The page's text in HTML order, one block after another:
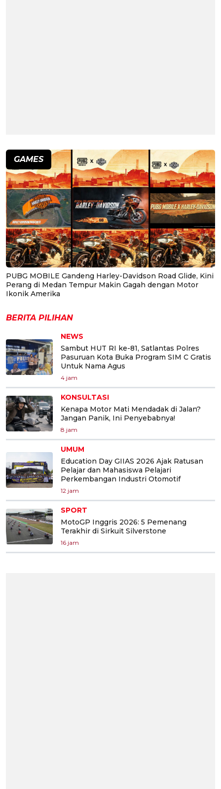
GAMES
PUBG MOBILE Gandeng Harley-Davidson Road Glide, Kini
Perang di Medan Tempur Makin Gagah dengan Motor
Ikonik Amerika
BERITA PILIHAN
NEWS
Sambut HUT RI ke-81, Satlantas Polres
Pasuruan Kota Buka Program SIM C Gratis
Untuk Nama Agus
4 jam
KONSULTASI
Kenapa Motor Mati Mendadak di Jalan?
Jangan Panik, Ini Penyebabnya!
8 jam
UMUM
Education Day GIIAS 2026 Ajak Ratusan
Pelajar dan Mahasiswa Pelajari
Perkembangan Industri Otomotif
12 jam
SPORT
MotoGP Inggris 2026: 5 Pemenang
Terakhir di Sirkuit Silverstone
16 jam